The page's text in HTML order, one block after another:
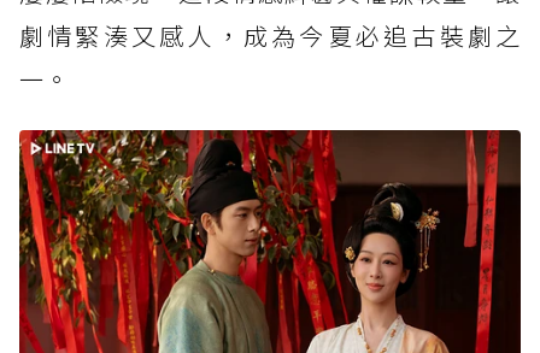
劇情緊湊又感人，成為今夏必追古裝劇之
一。